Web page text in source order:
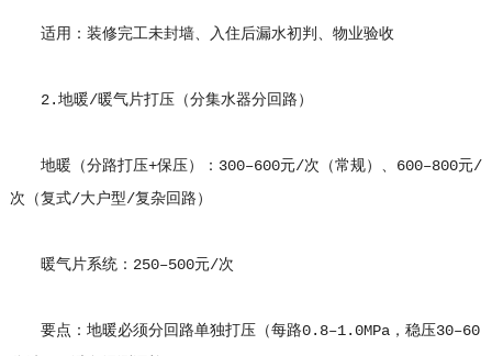
适用：装修完工未封墙、入住后漏水初判、物业验收
2.地暖/暖气片打压（分集水器分回路）
地暖（分路打压+保压）：300–600元/次（常规）、600–800元/
次（复式/大户型/复杂回路）
暖气片系统：250–500元/次
要点：地暖必须分回路单独打压（每路0.8–1.0MPa，稳压30–60